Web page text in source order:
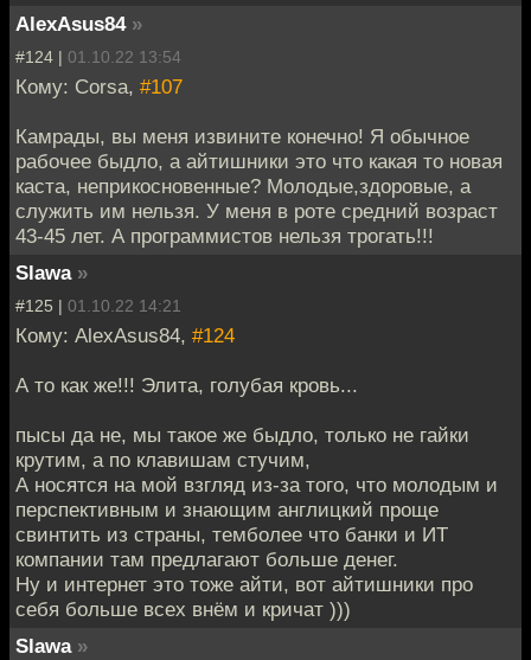
AlexAsus84 »
#124 | 01.10.22 13:54
Кому: Corsa, #107
Камрады, вы меня извините конечно! Я обычное
рабочее быдло, а айтишники это что какая то новая
каста, неприкосновенные? Молодые,здоровые, а
служить им нельзя. У меня в роте средний возраст
43-45 лет. А программистов нельзя трогать!!!
Slawa »
#125 | 01.10.22 14:21
Кому: AlexAsus84, #124
А то как же!!! Элита, голубая кровь...
пысы да не, мы такое же быдло, только не гайки
крутим, а по клавишам стучим,
А носятся на мой взгляд из-за того, что молодым и
перспективным и знающим англицкий проще
свинтить из страны, темболее что банки и ИТ
компании там предлагают больше денег.
Ну и интернет это тоже айти, вот айтишники про
себя больше всех внём и кричат )))
Slawa »